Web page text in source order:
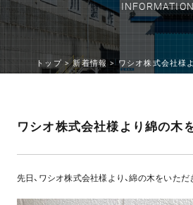
トップ >新着情報 > ワシオ株式会社様
ワシオ株式会社様より綿の木
先日、ワシオ株式会社様より、綿の木をいただ